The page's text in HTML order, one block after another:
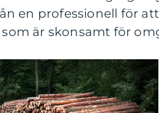
en professionell för
är skonsamt för